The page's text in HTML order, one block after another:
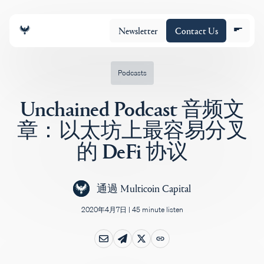
Newsletter Contact Us
团队
投资组合
Podcasts
Unchained Podcast 音频文
章：以太坊上最容易分叉
的 DeFi 协议
通過 Multicoin Capital
2020年4月7日 | 45 minute listen